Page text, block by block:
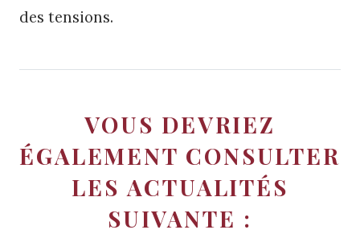
des tensions.
VOUS DEVRIEZ
ÉGALEMENT CONSULTER
LES ACTUALITÉS
SUIVANTE :